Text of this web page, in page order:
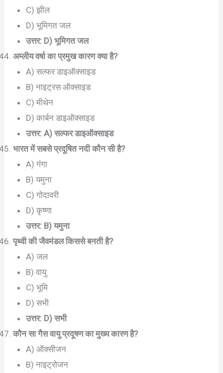
C) झील
D) भूमिगत जल
उत्तर: D) भूमिगत जल
अम्लीय वर्षा का प्रमुख कारण क्या है?
A) सल्फर डाइऑक्साइड
B) नाइट्रस ऑक्साइड
C) मीथेन
D) कार्बन डाइऑक्साइड
उत्तर: A) सल्फर डाइऑक्साइड
भारत में सबसे प्रदूषित नदी कौन सी है?
A) गंगा
B) यमुना
C) गोदावरी
D) कृष्णा
उत्तर: B) यमुना
पृथ्वी की जैवमंडल किससे बनती है?
A) जल
B) वायु
C) भूमि
D) सभी
उत्तर: D) सभी
कौन सा गैस वायु प्रदूषण का मुख्य कारण है?
A) ऑक्सीजन
B) नाइट्रोजन